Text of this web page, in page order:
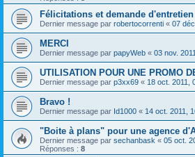
Félicitations et demande d'entretien
Dernier message par robertocorrenti « 07
MERCI
Dernier message par papyWeb « 03 nov.
UTILISATION POUR UNE PROMO
Dernier message par p3xx69 « 18 oct. 2011,
Bravo !
Dernier message par Id1000 « 14 oct. 2011,
"Boite à plans" pour une agence
Dernier message par sechanbask « 05 oct.
Réponses : 8